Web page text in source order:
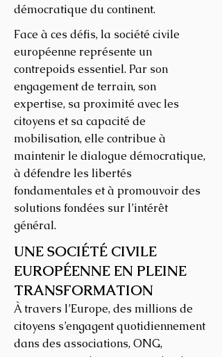
démocratique du continent.
Face à ces défis, la société civile
européenne représente un
contrepoids essentiel. Par son
engagement de terrain, son
expertise, sa proximité avec les
citoyens et sa capacité de
mobilisation, elle contribue à
maintenir le dialogue démocratique,
à défendre les libertés
fondamentales et à promouvoir des
solutions fondées sur l’intérêt
général.
UNE SOCIÉTÉ CIVILE
EUROPÉENNE EN PLEINE
TRANSFORMATION
À travers l’Europe, des millions de
citoyens s’engagent quotidiennement
dans des associations, ONG,